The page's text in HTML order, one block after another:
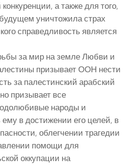
а также для того,
уничтожила страх
справедливость является
за мир на земле Любви и
призывает ООН нести
за палестинский арабский
призывает все
народы и
ему в достижении его целей, в
облегчении трагедии
помощи для
оккупации на